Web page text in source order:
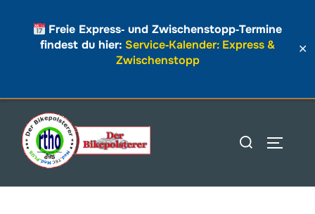
Inhalt
springen
Freie Express‑ und Zwischenstopp‑Termine
findest du hier: Service‑Kalender: Express &
Zwischenstopp
✕
Suchen